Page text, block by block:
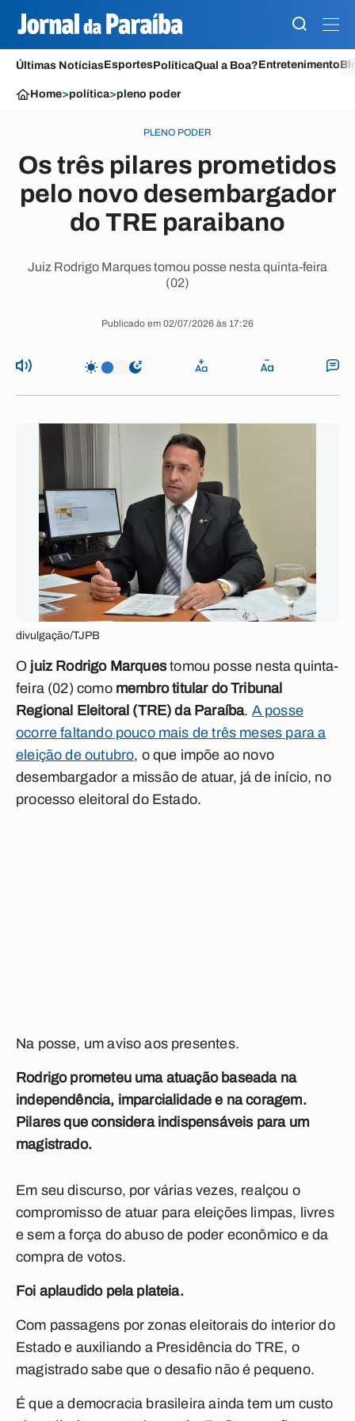
Últimas NotíciasEsportesPolíticaQual a Boa?Entretenimento
Home>política>pleno poder
PLENO PODER
Os três pilares prometidos
pelo novo desembargador
do TRE paraibano
Juiz Rodrigo Marques tomou posse nesta quinta-feira
(02)
Publicado em 02/07/2026 às 17:26
divulgação/TJPB
O juiz Rodrigo Marquestomou posse nesta quinta-
feira (02) como membro titular do Tribunal
Regional Eleitoral (TRE) da Paraíba. A posse
ocorre faltando pouco mais de três meses para a
eleição de outubro, o que impõe ao novo
desembargador a missão de atuar, já de início, no
processo eleitoral do Estado.
Na posse, um aviso aos presentes.
Rodrigo prometeu uma atuação baseada na
independência, imparcialidade e na coragem.
Pilares que considera indispensáveis para um
magistrado.
Em seu discurso, por várias vezes, realçou o
compromisso de atuar para eleições limpas, livres
e sem a força do abuso de poder econômico e da
compra de votos.
Foi aplaudido pela plateia.
Com passagens por zonas eleitorais do interior do
Estado e auxiliando a Presidência do TRE, o
magistrado sabe que o desafio não é pequeno.
É que a democracia brasileira ainda tem um custo